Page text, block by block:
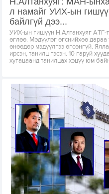
л намайг УИХ-ын
байлгүй дээ...
УИХ-ын гишүүн Н.Алтанхуяг АТГ-
өглөө. Мэдүүлэг өгснийхөө дараа
өнөөдөр мэдүүлгээ өгсөнгүй.
ирсэн, танилц гэсэн. 10 гаруй
хугацаанд танилцах хэцүү юм